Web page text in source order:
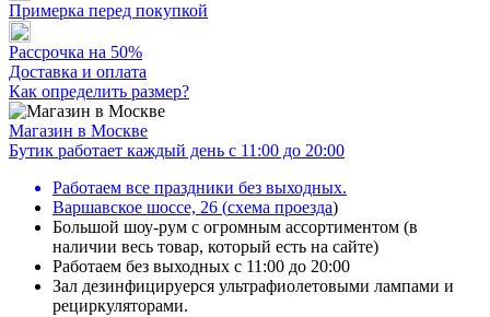
Примерка перед покупкой
Рассрочка на 50%
Доставка и оплата
Как определить размер?
Магазин в Москве
Бутик работает каждый день с 11:00 до 20:00
Работаем все праздники без выходных.
Варшавское шоссе, 26 (схема проезда)
Большой шоу-рум с огромным ассортиментом (в
наличии весь товар, который есть на сайте)
Работаем без выходных с 11:00 до 20:00
Зал дезинфицируерся ультрафиолетовыми лампами и
рециркуляторами.